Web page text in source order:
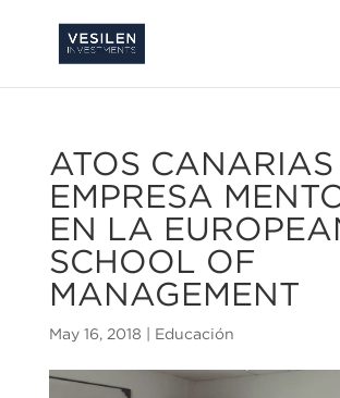
ATOS CANARIAS
EMPRESA
EN LA
SCHOOL OF
MANAGEMENT
May 16, 2018 Educación